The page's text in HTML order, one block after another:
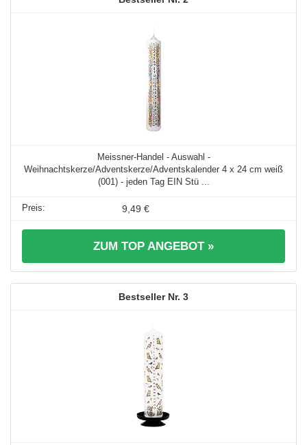
Meissner-Handel - Auswahl -
Weihnachtskerze/Adventskerze/Adventskalender 4 x 24 cm weiß
(001) - jeden Tag EIN Stü ...
9,49 €
ZUM TOP ANGEBOT »
3